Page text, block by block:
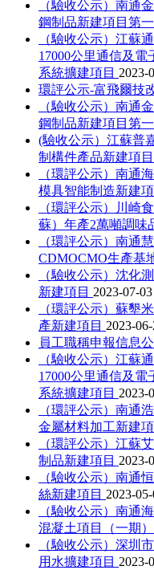
（驗收公示）南通
鋼制品新建項目第
（驗收公示）江蘇
17000公里通信及
系統擴建項目 2023-
環評公示-富飛爾技
（驗收公示）南通
鋼制品新建項目第
(驗收公示）江蘇普
制構件產品新建項目
（環評公示）南通
模具智能制造新建項
（環評公示）川崎
蘇）年產2萬噸調味
（環評公示）南通
CDMOCMO生產基
（驗收公示）沈化
新建項目 2023-07-03
（環評公示）蘇墾
產新建項目 2023-
員工職稱申報信息
（驗收公示）江蘇
17000公里通信及
系統擴建項目 2023-
（環評公示）南通
金屬材料加工新建項
（環評公示）江蘇
制品新建項目 2023-
（驗收公示）南通
絲新建項目 2023-
（驗收公示）南通
混凝土項目（一期）
（驗收公示）深圳
用水擴建項目 2023-